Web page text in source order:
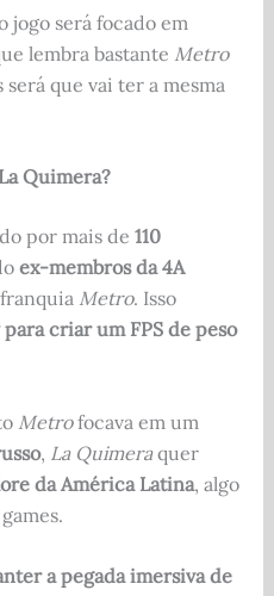
jogo será focado em
lembra bastante Metro
será que vai ter a mesma
Quimera?
por mais de 110
ex-membros da 4A
Metro. Isso
criar um FPS de peso
Metrofocava em um
, La Quimeraquer
da América Latina, algo
a pegada imersiva de